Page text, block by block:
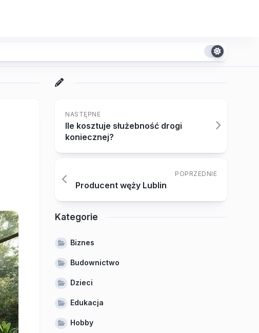
NASTĘPNE
Ile kosztuje służebność drogi
koniecznej?
POPRZEDNIE
Producent węży Lublin
Kategorie
Biznes
Budownictwo
Dzieci
Edukacja
Hobby